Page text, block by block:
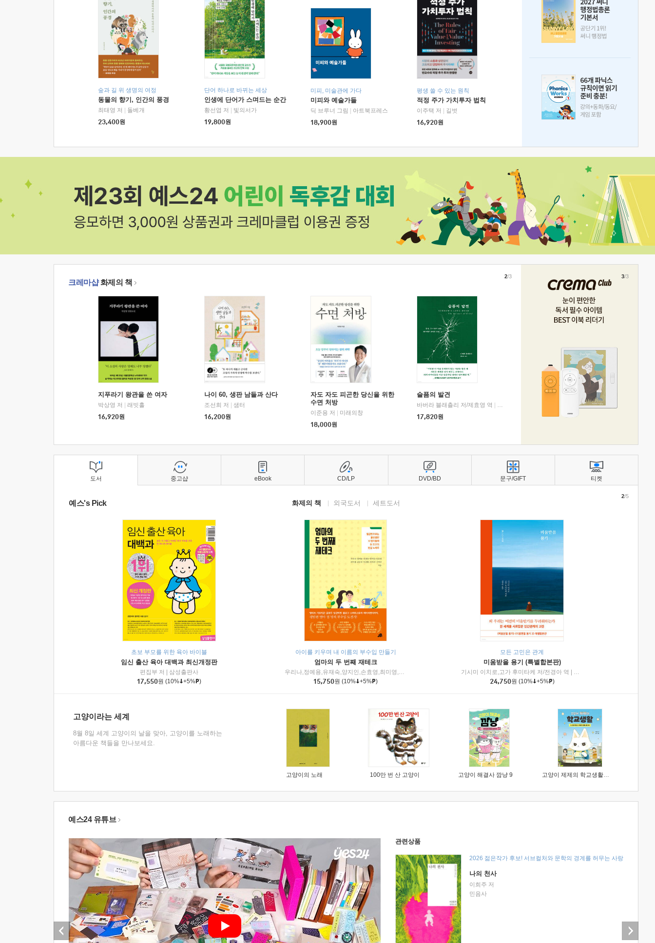
숲과 길 위 생명의 여정
동물의 향기, 인간의 풍경
최태영 저
돌베개
23,400원
단어 하나로 바뀌는 세상
인생에 단어가 스며드는 순간
황선엽 저
빛의서가
19,800원
미피, 미술관에 가다
미피와 예술가들
딕 브루너 그림
아트북프레스
18,900원
평생 쓸 수 있는 원칙
적정 주가 가치투자 법칙
이주택 저
길벗
16,920원
크레마샵화제의 책
지푸라기 왕관을 쓴 여자
박상영 저
래빗홀
16,920원
나이 60, 생판 남들과 산다
조선희 저
샘터
16,200원
자도 자도 피곤한 당신을 위한
수면 처방
이준용 저
미래의창
18,000원
슬픔의 발견
바버라 블래츨리 저/제효영 역
디플롯
17,820원
2/3 3/3
도서
예스's Pick 화제의 책 외국도서 세트도서
초보 부모를 위한 육아 바이블
임신 출산 육아 대백과 최신개정판
편집부 저
삼성출판사
17,550원 (10% +5% )
아이를 키우며 내 이름의 부수입 만들기
엄마의 두 번째 재테크
우리나,정예용,유재숙,양지인,손효영,최미영,조민주,이진현,차미숙,서미숙 저 | 제이브리즈북스
15,750원 (10% +5% )
모든 고민은 관계
미움받을 용기 (특별합본판)
기시미 이치로,고가 후미타케 저/전경아 역
인플루엔셜
24,750원 (10% +5% )
2/5
고양이라는 세계
8월 8일 세계 고양이의 날을 맞아, 고양이를 노래하는
아름다운 책들을 만나보세요.
고양이의 노래 100만 번 산 고양이 고양이 해결사 깜냥 9 고양이 제제의 학교생활 1 : 초등학생이 이렇게 힘들 줄이야
중고샵 eBook CD/LP DVD/BD 문구/GIFT 티켓
예스24 유튜브
관련상품
2026 젊은작가 후보! 서브컬처와 문학의 경계를 허무는 사랑
나의 천사
이희주 저
민음사